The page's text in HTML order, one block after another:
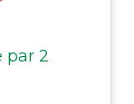
par 2